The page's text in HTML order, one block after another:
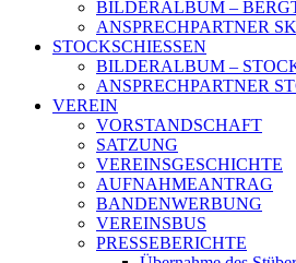
BILDERALBUM –
ANSPRECHPARTNER
STOCKSCHIESSEN
BILDERALBUM –
ANSPRECHPARTNER
VEREIN
VORSTANDSCHAFT
SATZUNG
VEREINSGESCHICHTE
AUFNAHMEANTRAG
BANDENWERBUNG
VEREINSBUS
PRESSEBERICHTE